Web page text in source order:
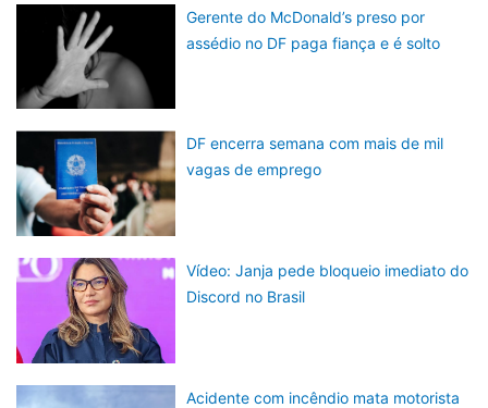
Gerente do McDonald’s preso por
assédio no DF paga fiança e é solto
DF encerra semana com mais de mil
vagas de emprego
Vídeo: Janja pede bloqueio imediato do
Discord no Brasil
Acidente com incêndio mata motorista